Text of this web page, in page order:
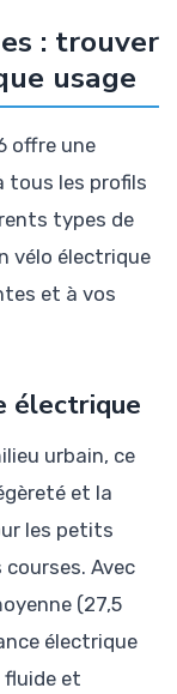
: trouver
usage
offre une
tous les profils
types de
vélo électrique
et à vos
électrique
urbain, ce
et la
les petits
Avec
(27,5
électrique
fluide et